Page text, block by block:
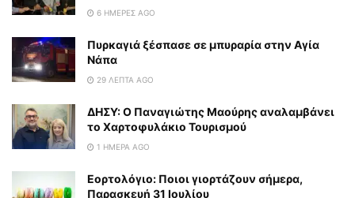
6 ΗΜΈΡΕΣ AGO
Πυρκαγιά ξέσπασε σε μπυραρία στην Αγία
Νάπα
29 ΛΕΠΤΆ AGO
ΔΗΣΥ: Ο Παναγιώτης Μαούρης αναλαμβάνει
το Χαρτοφυλάκιο Τουρισμού
1 ΗΜΈΡΑ AGO
Εορτολόγιο: Ποιοι γιορτάζουν σήμερα,
Παρασκευή 31 Ιουλίου